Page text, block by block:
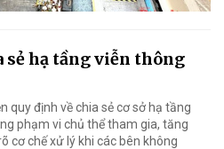
sẻ hạ tầng viễn thông
quy định về chia sẻ cơ sở hạ tầng
phạm vi chủ thể tham gia, tăng
cơ chế xử lý khi các bên không